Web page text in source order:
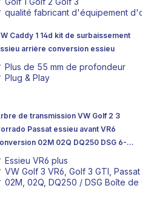
qualité fabricant d'équipement
Caddy 1 14d kit de surbaissement
arrière conversion essieu
Plus de 55 mm de profondeur
Plug & Play
de transmission VW Golf 2 3
Passat essieu avant VR6
02M 02Q DQ250 DSG 6-
rapport
Essieu VR6 plus
VW Golf 3 VR6, Golf 3 GTI, Passat
02M, 02Q, DQ250 / DSG Boîte de